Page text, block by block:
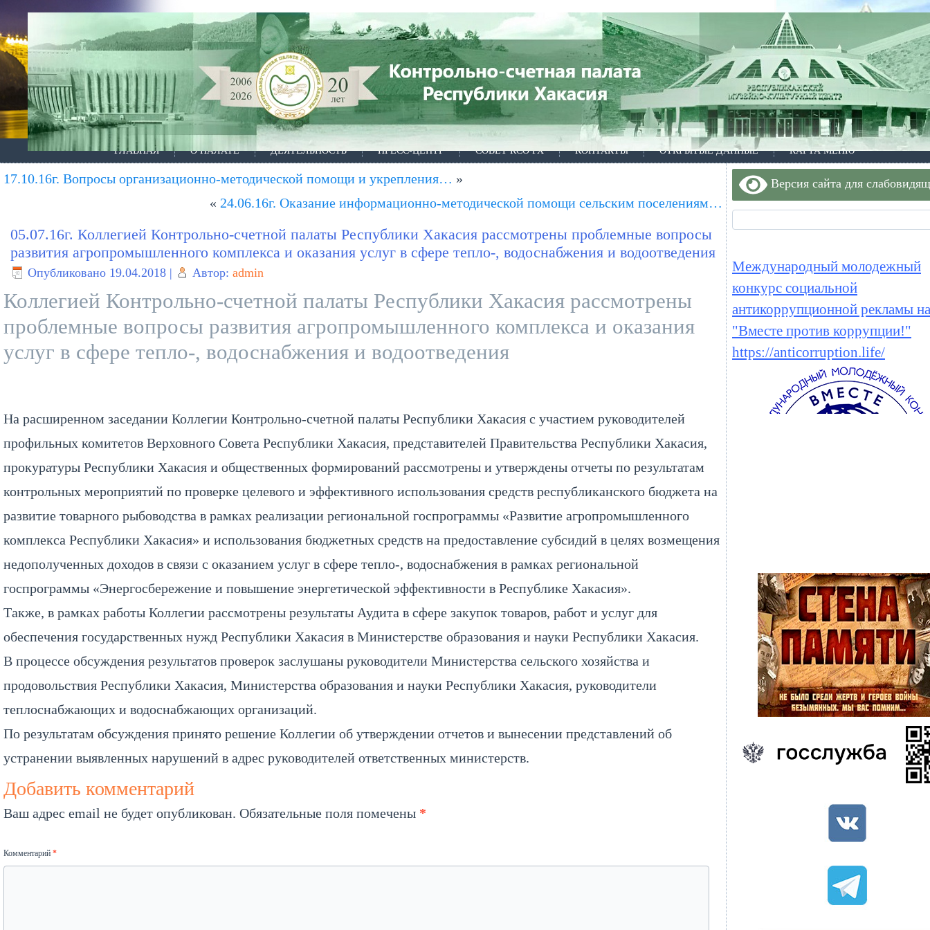
ГЛАВНАЯ О ПАЛАТЕ ДЕЯТЕЛЬНОСТЬ ПРЕСС-ЦЕНТР СОВЕТ КСО РХ КОНТАКТЫ ОТКРЫТЫЕ ДАННЫЕ КАРТА МЕНЮ
17.10.16г. Вопросы организационно-методической помощи и укрепления… »
« 24.06.16г. Оказание информационно-методической помощи сельским поселениям…
05.07.16г. Коллегией Контрольно-счетной палаты Республики Хакасия рассмотрены проблемные вопросы
развития агропромышленного комплекса и оказания услуг в сфере тепло-, водоснабжения и водоотведения
Опубликовано 19.04.2018 | Автор: admin
Коллегией Контрольно-счетной палаты Республики Хакасия рассмотрены
проблемные вопросы развития агропромышленного комплекса и оказания
услуг в сфере тепло-, водоснабжения и водоотведения
На расширенном заседании Коллегии Контрольно-счетной палаты Республики Хакасия с участием руководителей
профильных комитетов Верховного Совета Республики Хакасия, представителей Правительства Республики Хакасия,
прокуратуры Республики Хакасия и общественных формирований рассмотрены и утверждены отчеты по результатам
контрольных мероприятий по проверке целевого и эффективного использования средств республиканского бюджета на
развитие товарного рыбоводства в рамках реализации региональной госпрограммы «Развитие агропромышленного
комплекса Республики Хакасия» и использования бюджетных средств на предоставление субсидий в целях возмещения
недополученных доходов в связи с оказанием услуг в сфере тепло-, водоснабжения в рамках региональной
госпрограммы «Энергосбережение и повышение энергетической эффективности в Республике Хакасия».
Также, в рамках работы Коллегии рассмотрены результаты Аудита в сфере закупок товаров, работ и услуг для
обеспечения государственных нужд Республики Хакасия в Министерстве образования и науки Республики Хакасия.
В процессе обсуждения результатов проверок заслушаны руководители Министерства сельского хозяйства и
продовольствия Республики Хакасия, Министерства образования и науки Республики Хакасия, руководители
теплоснабжающих и водоснабжающих организаций.
По результатам обсуждения принято решение Коллегии об утверждении отчетов и вынесении представлений об
устранении выявленных нарушений в адрес руководителей ответственных министерств.
Добавить комментарий
Ваш адрес email не будет опубликован. Обязательные поля помечены *
Комментарий *
Версия сайта для
Международный молодежный
конкурс социальной
антикоррупционной рекламы
"Вместе против коррупции!"
https://anticorruption.life/